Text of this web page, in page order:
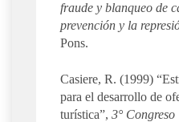
fraude y blanqueo de
prevención y la
Pons.
Casiere, R. (1999)
para el desarrollo de
turística”, 3°